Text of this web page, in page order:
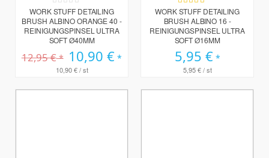
Rating:
0%
WORK STUFF DETAILING
BRUSH ALBINO ORANGE 40 -
REINIGUNGSPINSEL ULTRA
SOFT Ø40MM
12,95 € Sonderpreis
10,90 €
10,90 €/ st
Bewertung:
100%
WORK STUFF DETAILING
BRUSH ALBINO 16 -
REINIGUNGSPINSEL ULTRA
SOFT Ø16MM
5,95 €
5,95 €/ st